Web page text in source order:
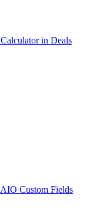
Calculator in Deals
AIO Custom Fields